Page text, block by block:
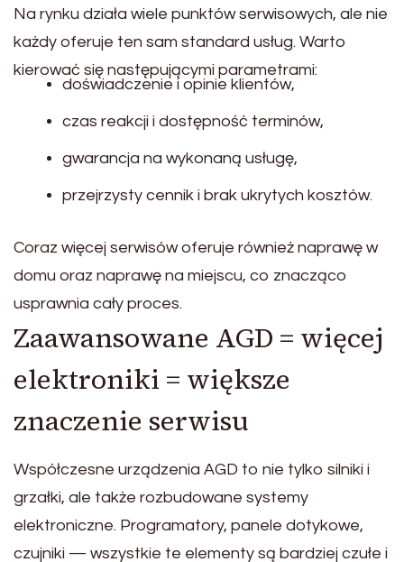
Na rynku działa wiele punktów serwisowych, ale nie
każdy oferuje ten sam standard usług. Warto
kierować się następującymi parametrami:
doświadczenie i opinie klientów,
czas reakcji i dostępność terminów,
gwarancja na wykonaną usługę,
przejrzysty cennik i brak ukrytych kosztów.
Coraz więcej serwisów oferuje również naprawę w
domu oraz naprawę na miejscu, co znacząco
usprawnia cały proces.
Zaawansowane AGD = więcej
elektroniki = większe
znaczenie serwisu
Współczesne urządzenia AGD to nie tylko silniki i
grzałki, ale także rozbudowane systemy
elektroniczne. Programatory, panele dotykowe,
czujniki — wszystkie te elementy są bardziej czułe i